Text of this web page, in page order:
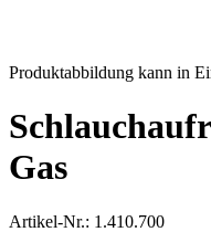
Produktabbildung kann in
Gas
Artikel-Nr.: 1.410.700